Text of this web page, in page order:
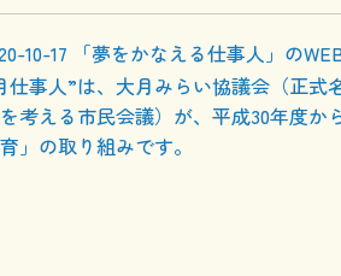
10-17
「夢をかなえる仕事人」の
仕事人”は、大月みらい協議会（正式
考える市民会議）が、平成30年度か
」の取り組みです。